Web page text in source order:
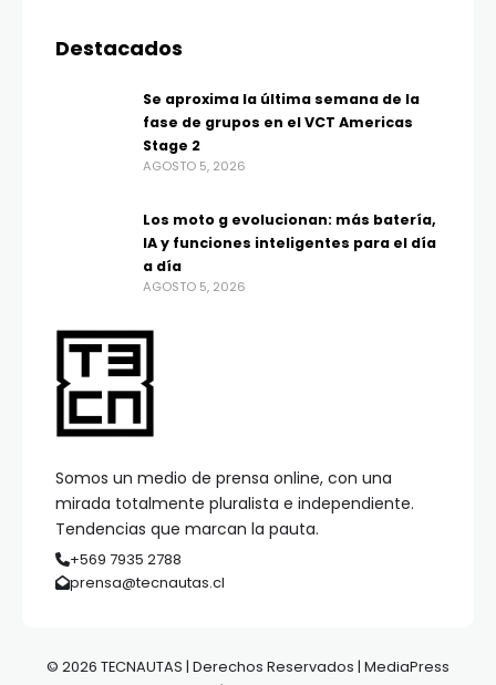
Somos un medio de prensa online, con una
mirada totalmente pluralista e independiente.
Tendencias que marcan la pauta.
+569 7935 2788
prensa@tecnautas.cl
Destacados
Se aproxima la última semana de la
fase de grupos en el VCT Americas
Stage 2
AGOSTO 5, 2026
Los moto g evolucionan: más batería,
IA y funciones inteligentes para el día
a día
AGOSTO 5, 2026
© 2026 TECNAUTAS | Derechos Reservados | MediaPress